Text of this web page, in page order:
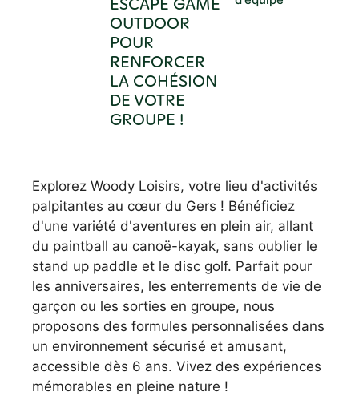
OUTDOOR
POUR
RENFORCER
LA COHÉSION
DE VOTRE
GROUPE !
Explorez Woody Loisirs, votre lieu d'activités
palpitantes au cœur du Gers ! Bénéficiez
d'une variété d'aventures en plein air, allant
du paintball au canoë-kayak, sans oublier le
stand up paddle et le disc golf. Parfait pour
les anniversaires, les enterrements de vie de
garçon ou les sorties en groupe, nous
proposons des formules personnalisées dans
un environnement sécurisé et amusant,
accessible dès 6 ans. Vivez des expériences
mémorables en pleine nature !